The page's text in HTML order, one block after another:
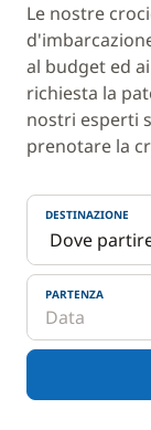
Le nostre
al budget ed
richiesta la
nostri esperti
prenotare la
DESTINAZIONE
PARTENZA